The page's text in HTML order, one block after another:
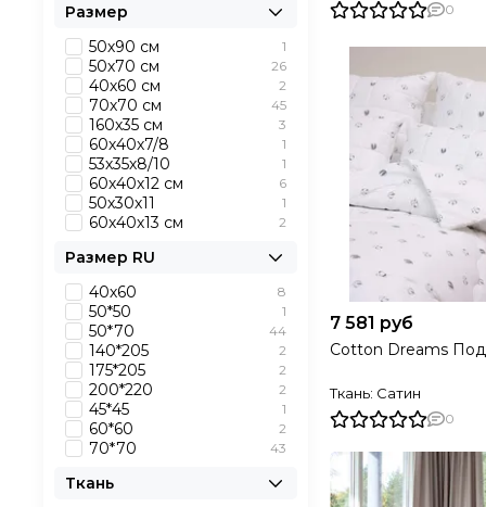
0
7 581 руб
Cotton Dreams
Ткань: Сатин
0
Размер
50х90 см
1
50х70 см 26
40х60 см 2
70х70 см 45
160х35 см 3
60х40х7/8 1
53х35х8/10 1
60х40х12 см 6
50х30х11 1
60х40х13 см 2
Размер RU
40х60
8
50*50 1
50*70 44
140*205 2
175*205 2
200*220 2
45*45 1
60*60 2
70*70 43
Ткань